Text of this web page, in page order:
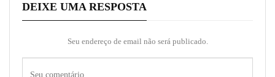
DEIXE UMA RESPOSTA
Seu endereço de email não será publicado.